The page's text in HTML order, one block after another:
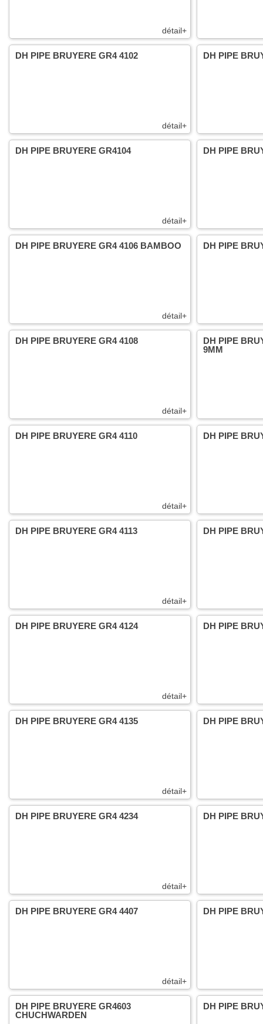
détail+
détail+
DH PIPE BRUYERE GR4 4102 DH PIPE
détail+
DH PIPE BRUYERE GR4104 DH PIPE
détail+
DH PIPE BRUYERE GR4 4106 BAMBOO DH PIPE
détail+
DH PIPE BRUYERE GR4 4108
DH PIPE
9MM
détail+
DH PIPE BRUYERE GR4 4110 DH PIPE
détail+
DH PIPE BRUYERE GR4 4113 DH PIPE
détail+
DH PIPE BRUYERE GR4 4124 DH PIPE
détail+
DH PIPE BRUYERE GR4 4135 DH PIPE
détail+
DH PIPE BRUYERE GR4 4234 DH PIPE
détail+
DH PIPE BRUYERE GR4 4407 DH PIPE
DH PIPE BRUYERE GR4603
CHUCHWARDEN
DH PIPE